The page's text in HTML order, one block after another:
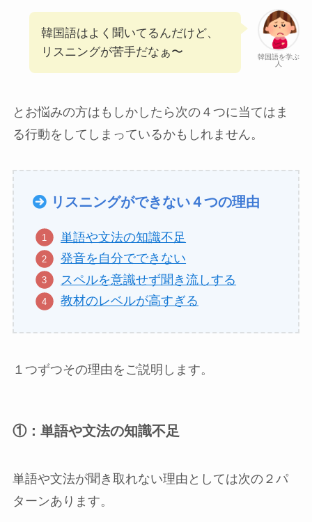
韓国語を学ぶ
人
韓国語はよく聞いてるんだけど、
リスニングが苦手だなぁ〜
とお悩みの方はもしかしたら次の４つに当てはま
る行動をしてしまっているかもしれません。
リスニングができない４つの理由
単語や文法の知識不足
発音を自分でできない
スペルを意識せず聞き流しする
教材のレベルが高すぎる
１つずつその理由をご説明します。
①：単語や文法の知識不足
単語や文法が聞き取れない理由としては次の２パ
ターンあります。